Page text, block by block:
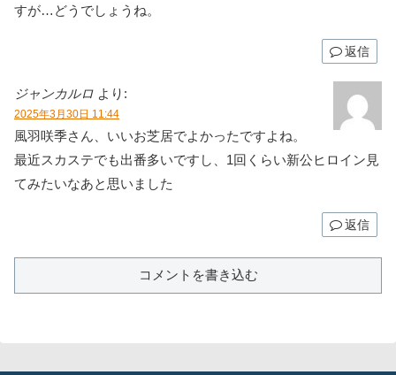
すが…どうでしょうね。
返信
ジャンカルロ より:
2025年3月30日 11:44
風羽咲季さん、いいお芝居でよかったですよね。
最近スカステでも出番多いですし、1回くらい新公ヒロイン見
てみたいなあと思いました
返信
コメントを書き込む